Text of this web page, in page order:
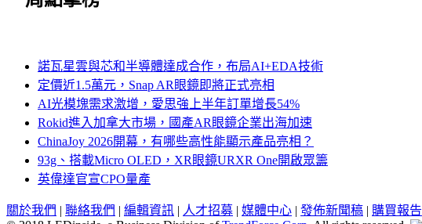
諾瓦星雲與芯和半導體達成合作，布局AI+EDA技術
定價近1.5萬元，Snap AR眼鏡即將正式亮相
AI光模塊需求激增，愛思強上半年訂單增長54%
Rokid進入加拿大市場，國產AR眼鏡企業出海加速
ChinaJoy 2026開幕，有哪些高性能顯示產品亮相？
93g、搭載Micro OLED，XR眼鏡URXR One開啟眾籌
英偉達官宣CPO量產
關於我們 | 聯絡我們 | 編輯資訊 | 人才招募 | 媒體中心 | 發佈新聞稿 | 購買報告